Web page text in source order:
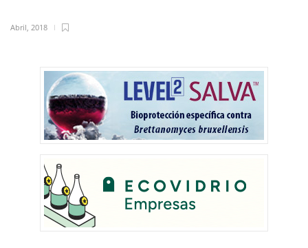
Abril, 2018